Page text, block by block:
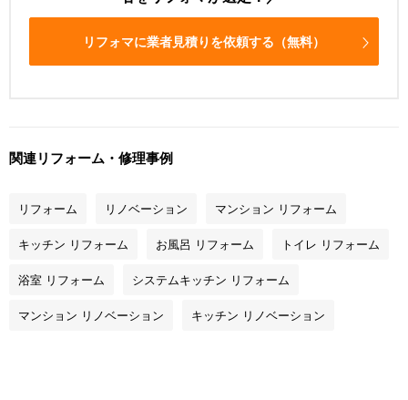
リフォマに業者見積りを依頼する（無料）
関連リフォーム・修理事例
リフォーム リノベーション マンション リフォーム
キッチン リフォーム お風呂 リフォーム トイレ リフォーム
浴室 リフォーム システムキッチン リフォーム
マンション リノベーション キッチン リノベーション